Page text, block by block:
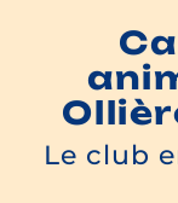
Le club